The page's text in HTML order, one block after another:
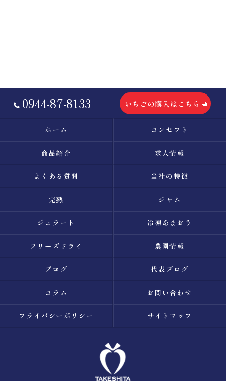
0944-87-8133 いちごの購入はこちら
ホーム コンセプト
商品紹介 求人情報
よくある質問 当社の特徴
完熟 ジャム
ジェラート 冷凍あまおう
フリーズドライ 農園情報
ブログ 代表ブログ
コラム お問い合わせ
プライバシーポリシー サイトマップ